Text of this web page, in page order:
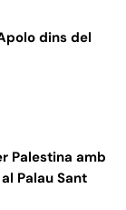
dins del
Palestina amb
Palau Sant